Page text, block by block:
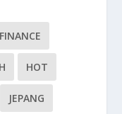
FINANCE
HOT
JEPANG